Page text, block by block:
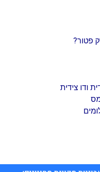
פטור?
ודו צידית